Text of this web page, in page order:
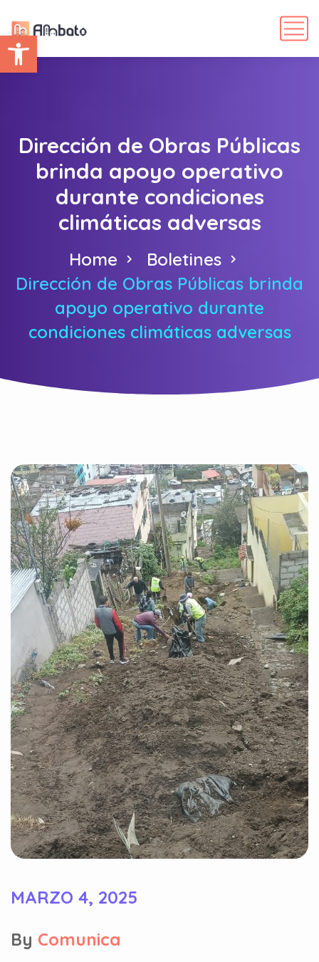
Abrir barra de herramientas
Dirección de Obras Públicas
brinda apoyo operativo
durante condiciones
climáticas adversas
Home
Boletines
Dirección de Obras Públicas brinda
apoyo operativo durante
condiciones climáticas adversas
MARZO 4, 2025
By Comunica